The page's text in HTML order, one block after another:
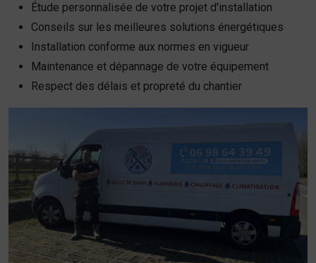
Étude personnalisée de votre projet d'installation
Conseils sur les meilleures solutions énergétiques
Installation conforme aux normes en vigueur
Maintenance et dépannage de votre équipement
Respect des délais et propreté du chantier